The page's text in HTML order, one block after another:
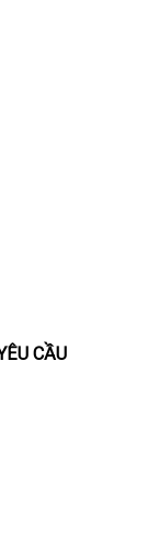
CẦU